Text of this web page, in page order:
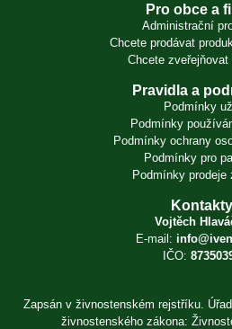
Pro obce a
Administrační
Chcete prodávat
Chcete zveřejňovat
Pravidla a
Podmínky
Podmínky
Podmínky ochrany
Podmínky pro
Podmínky prodeje
Kontakty
Vojtěch
E-mail:
IČO:
Zapsán v živnostenském rejstříku.
živnostenského zákona: